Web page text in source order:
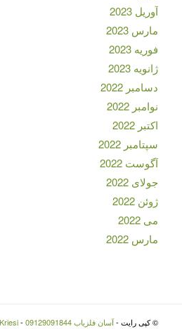
آوریل 2023
مارس 2023
فوریه 2023
ژانویه 2023
دسامبر 2022
نوامبر 2022
اکتبر 2022
سپتامبر 2022
آگوست 2022
جولای 2022
ژوئن 2022
می 2022
مارس 2022
© کپی رایت -آسان فلزیاب 09129091844 -